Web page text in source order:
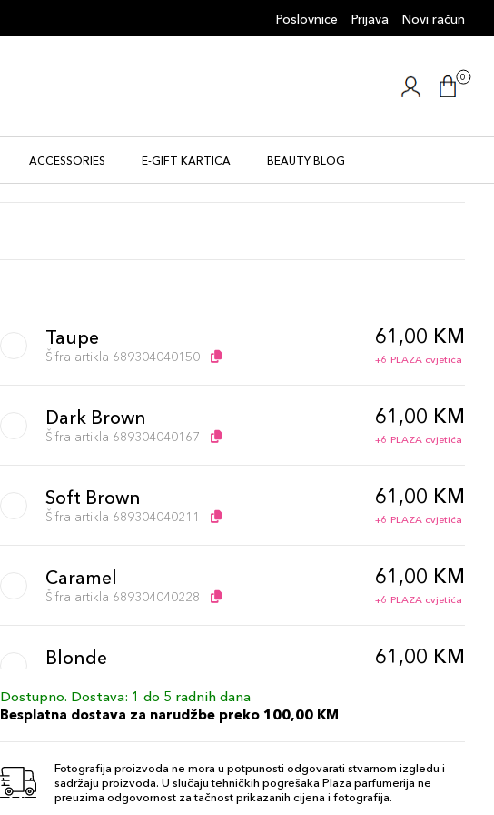
Poslovnice Prijava Novi račun
0
ACCESSORIES E-GIFT KARTICA BEAUTY BLOG
Taupe
Šifra artikla 689304040150
61,00 KM
+6 PLAZA cvjetića
Dark Brown
Šifra artikla 689304040167
61,00 KM
+6 PLAZA cvjetića
Soft Brown
Šifra artikla 689304040211
61,00 KM
+6 PLAZA cvjetića
Caramel
Šifra artikla 689304040228
61,00 KM
+6 PLAZA cvjetića
Blonde 61,00 KM
Dostupno. Dostava: 1 do 5 radnih dana
Besplatna dostava za narudžbe preko 100,00 KM
Fotografija proizvoda ne mora u potpunosti odgovarati stvarnom izgledu i
sadržaju proizvoda. U slučaju tehničkih pogrešaka Plaza parfumerija ne
preuzima odgovornost za tačnost prikazanih cijena i fotografija.